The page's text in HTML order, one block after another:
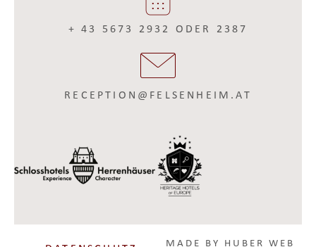
+ 43 5673 2932 ODER 2387
RECEPTION@FELSENHEIM.AT
MADE BY HUBER WEB